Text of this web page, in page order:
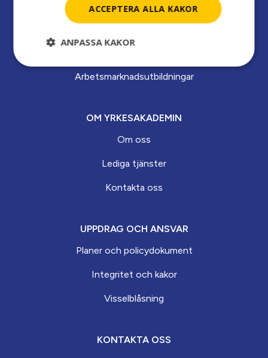
VI ERBJUDER
Arbets­marknads­­utbildningar
OM YRKESAKADEMIN
Om oss
Lediga tjänster
Kontakta oss
UPPDRAG OCH ANSVAR
Planer och policydokument
Integritet och kakor
Visselblåsning
KONTAKTA OSS
ACCEPTERA ALLA KAKOR
ANPASSA KAKOR